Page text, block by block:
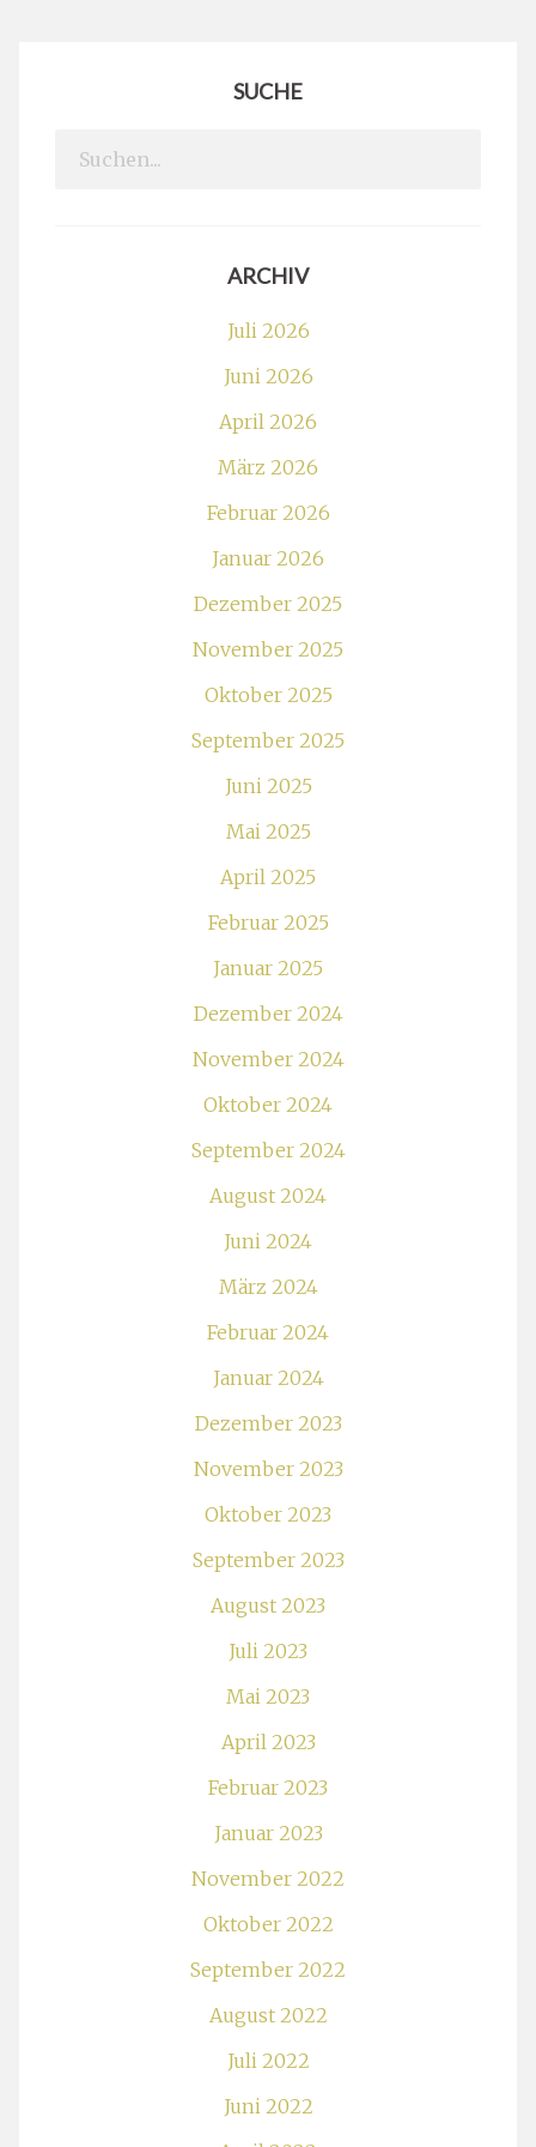
SUCHE
Search
ARCHIV
Juli 2026
Juni 2026
April 2026
März 2026
Februar 2026
Januar 2026
Dezember 2025
November 2025
Oktober 2025
September 2025
Juni 2025
Mai 2025
April 2025
Februar 2025
Januar 2025
Dezember 2024
November 2024
Oktober 2024
September 2024
August 2024
Juni 2024
März 2024
Februar 2024
Januar 2024
Dezember 2023
November 2023
Oktober 2023
September 2023
August 2023
Juli 2023
Mai 2023
April 2023
Februar 2023
Januar 2023
November 2022
Oktober 2022
September 2022
August 2022
Juli 2022
Juni 2022